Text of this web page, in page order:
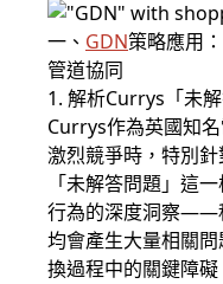
一、 GDN策略應用
管道協同
1. 解析Currys「未
Currys作為英國知
激烈競爭時，特別
「未解答問題」這
行為的深度洞察——
均會產生大量相關
換過程中的關鍵障